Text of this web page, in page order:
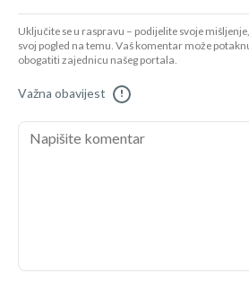
Uključite se u raspravu – podijelite svoje
svoj pogled na temu. Vaš komentar može
obogatiti zajednicu našeg portala.
Važna obavijest !